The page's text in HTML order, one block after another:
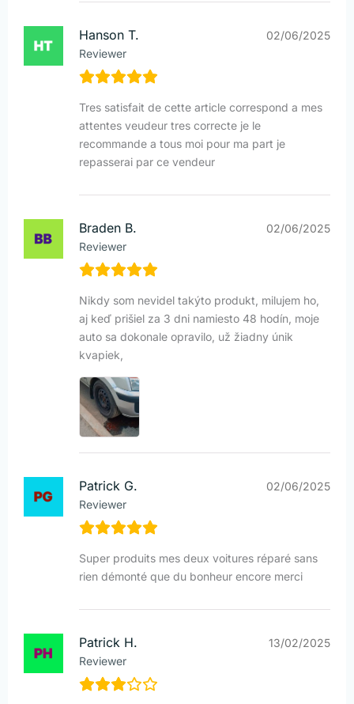
Hanson T.
Reviewer
02/06/2025
Tres satisfait de cette article correspond a mes
attentes veudeur tres correcte je le
recommande a tous moi pour ma part je
repasserai par ce vendeur
Braden B.
Reviewer
02/06/2025
Nikdy som nevidel takýto produkt, milujem ho,
aj keď prišiel za 3 dni namiesto 48 hodín, moje
auto sa dokonale opravilo, už žiadny únik
kvapiek,
Patrick G.
Reviewer
02/06/2025
Super produits mes deux voitures réparé sans
rien démonté que du bonheur encore merci
Patrick H.
Reviewer
13/02/2025